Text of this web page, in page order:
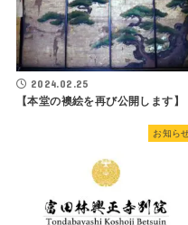
2024.02.25
【本堂の襖絵を再び公開します】
お知ら